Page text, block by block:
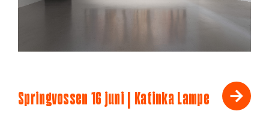
Springvossen 16 juni | Katinka Lampe